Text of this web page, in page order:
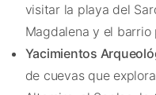
visitar la playa del
Magdalena y el barrio
Yacimientos
de cuevas que